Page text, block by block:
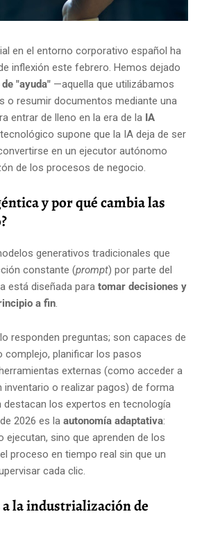
en el entorno corporativo español ha
inflexión este febrero. Hemos dejado
de "ayuda" —aquella que utilizábamos
o resumir documentos mediante una
entrar de lleno en la era de la IA
supone que la IA deja de ser
en un ejecutor autónomo
de los procesos de negocio.
y por qué cambia las
generativos tradicionales que
constante (prompt) por parte del
está diseñada para tomar decisiones y
a fin.
responden preguntas; son capaces de
complejo, planificar los pasos
externas (como acceder a
inventario o realizar pagos) de forma
destacan los expertos en tecnología
2026 es la autonomía adaptativa:
ejecutan, sino que aprenden de los
proceso en tiempo real sin que un
cada clic.
la industrialización de